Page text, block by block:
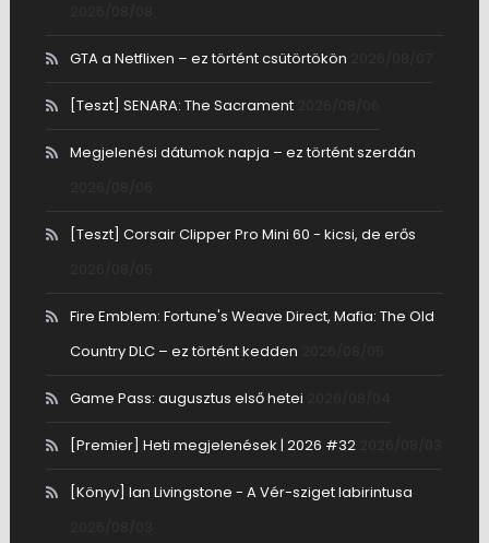
GTA a Netflixen – ez történt csütörtökön
[Teszt] SENARA: The Sacrament
Megjelenési dátumok napja – ez történt szerdán
[Teszt] Corsair Clipper Pro Mini 60 - kicsi, de erős
Fire Emblem: Fortune's Weave Direct, Mafia: The Old
Country DLC – ez történt kedden
Game Pass: augusztus első hetei
[Premier] Heti megjelenések | 2026 #32
[Könyv] Ian Livingstone - A Vér-sziget labirintusa